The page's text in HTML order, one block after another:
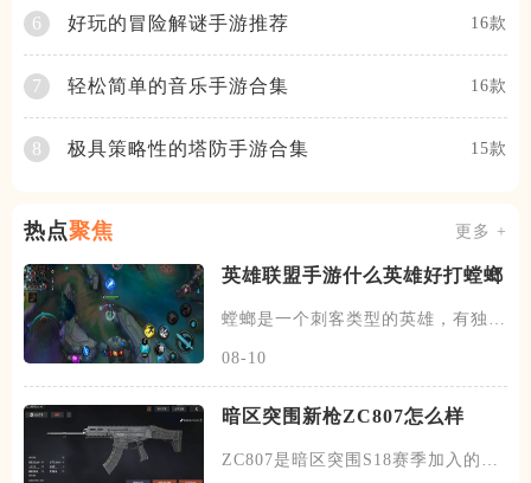
6 好玩的冒险解谜手游推荐 16款
7 轻松简单的音乐手游合集 16款
8 极具策略性的塔防手游合集 15款
热点聚焦 更多 +
英雄联盟手游什么英雄好打螳螂
螳螂是一个刺客类型的英雄，有独特
08-10
暗区突围新枪ZC807怎么样
ZC807是暗区突围S18赛季加入的新